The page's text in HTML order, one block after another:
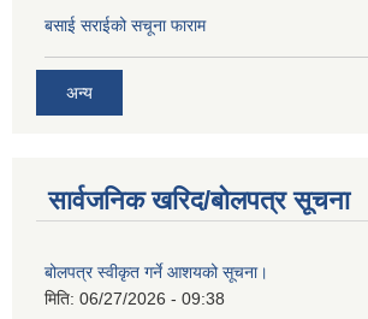
बसाई सराईको सचूना फाराम
अन्य
सार्वजनिक खरिद/बोलपत्र सूचना
बोलपत्र स्वीकृत गर्ने आशयको सूचना।
मिति: 06/27/2026 - 09:38